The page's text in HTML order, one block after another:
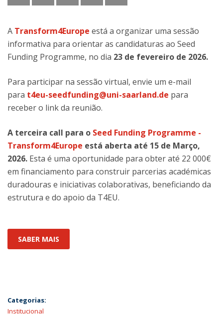
A Transform4Europe está a organizar uma sessão
informativa para orientar as candidaturas ao Seed
Funding Programme, no dia 23 de fevereiro de 2026.
Para participar na sessão virtual, envie um e-mail
para t4eu-seedfunding@uni-saarland.de para
receber o link da reunião.
A terceira call para o Seed Funding Programme -
Transform4Europe está aberta até 15 de Março,
2026. Esta é uma oportunidade para obter até 22 000€
em financiamento para construir parcerias académicas
duradouras e iniciativas colaborativas, beneficiando da
estrutura e do apoio da T4EU.
SABER MAIS
Categorias:
Institucional